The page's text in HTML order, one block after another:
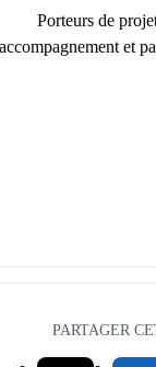
Porteurs de
accompagnement et
PARTAGER